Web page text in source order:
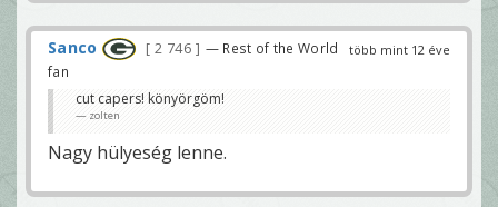
több mint 12 éve
Sanco 2 746
— Rest of the World
fan
cut capers! könyörgöm!
zolten
Nagy hülyeség lenne.